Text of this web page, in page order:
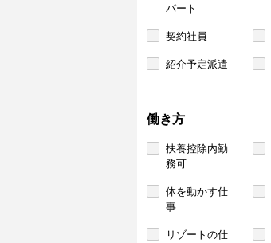
パート
契約社員
紹介予定派遣
働き方
扶養控除内勤
務可
体を動かす仕
事
リゾートの仕